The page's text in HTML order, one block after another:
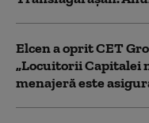
Elcen a oprit CET
„Locuitorii Capitalei
menajeră este